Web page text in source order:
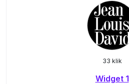
33 klik
Widget 1